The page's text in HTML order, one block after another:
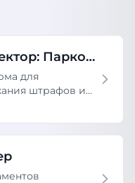
Форматор-Инспектор: Парковки
для
штрафов и